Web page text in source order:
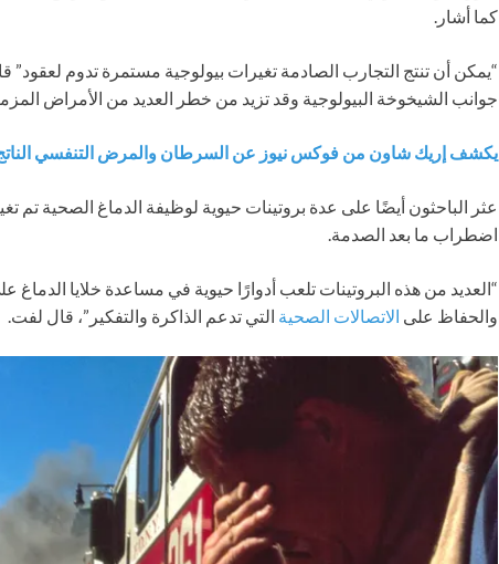
كما أشار.
“يمكن أن تنتج التجارب الصادمة تغيرات بيولوجية مستمرة تدوم
جوانب الشيخوخة البيولوجية وقد تزيد من خطر العديد من الأمراض
يكشف إريك شاون من فوكس نيوز عن السرطان والمرض التنفسي الناتج عن غبار
عثر الباحثون أيضًا على عدة بروتينات حيوية لوظيفة الدماغ الصحية تم
اضطراب ما بعد الصدمة.
“العديد من هذه البروتينات تلعب أدوارًا حيوية في مساعدة خلايا
والحفاظ على الاتصالات الصحية التي تدعم الذاكرة والتفكير”، قال لفت.